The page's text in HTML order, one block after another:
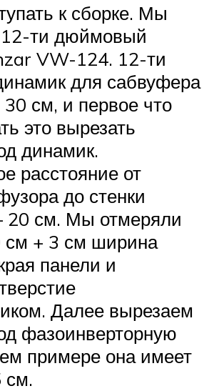
к сборке. Мы
12-ти дюймовый
VW-124. 12-ти
для сабвуфера
30 см, и первое что
это вырезать
динамик.
расстояние от
до стенки
20 см. Мы отмеряли
см + 3 см ширина
панели и
Далее вырезаем
фазоинверторную
примере она имеет
см.